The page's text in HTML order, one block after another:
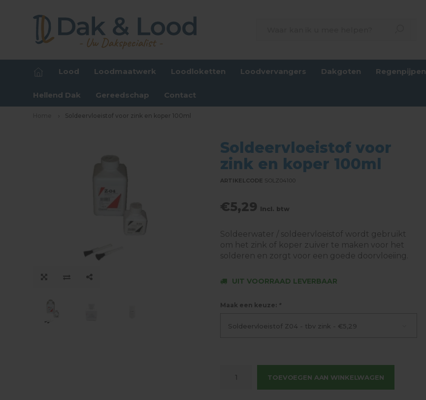
Lood Loodmaatwerk Loodloketten Loodvervangers Dakgoten Regenpijpen
Hellend Dak Gereedschap Contact
Soldeervloeistof voor zink en koper 100ml
Soldeervloeistof voor
zink en koper 100ml
ARTIKELCODE SOLZ04100
€5,29 Incl. btw
Soldeerwater / soldeervloeistof wordt gebruikt
om het zink of koper zuiver te maken voor het
solderen en zorgt voor een goede doorvloeiing.
UIT VOORRAAD LEVERBAAR
Maak een keuze: *
Soldeervloeistof Z04 - tbv zink - €5,29
TOEVOEGEN AAN WINKELWAGEN